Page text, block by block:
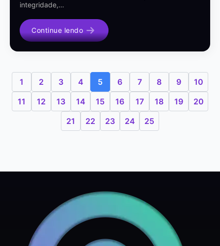
integridade,…
Continue lendo
1 2 3 4 5 6 7 8 9
10
11
12 13 14 15 16 17 18 19
20
21
22 23 24 25